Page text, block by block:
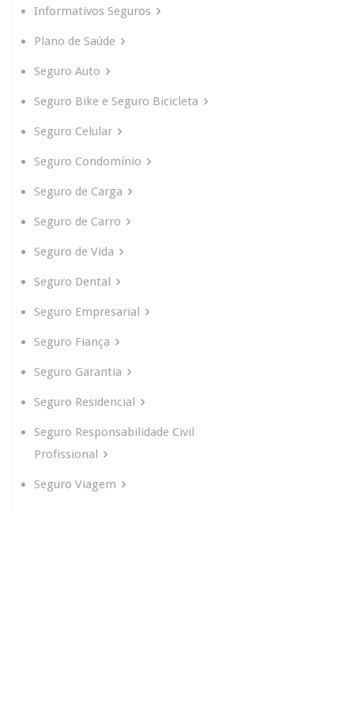
Informativos Seguros
Plano de Saúde
Seguro Auto
Seguro Bike e Seguro Bicicleta
Seguro Celular
Seguro Condomínio
Seguro de Carga
Seguro de Carro
Seguro de Vida
Seguro Dental
Seguro Empresarial
Seguro Fiança
Seguro Garantia
Seguro Residencial
Seguro Responsabilidade Civil
Profissional
Seguro Viagem